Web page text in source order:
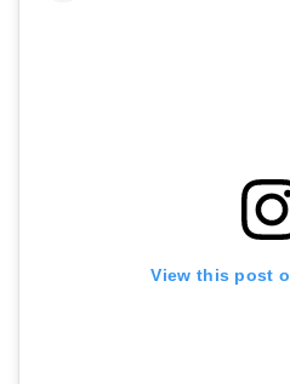
View this post